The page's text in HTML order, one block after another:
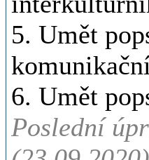
5. Umět
6. Umět
Poslední